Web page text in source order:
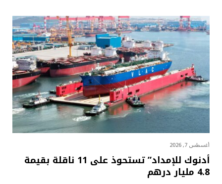
أغسطس 7, 2026
أدنوك للإمداد” تستحوذ على 11 ناقلة بقيمة
4.8 مليار درهم